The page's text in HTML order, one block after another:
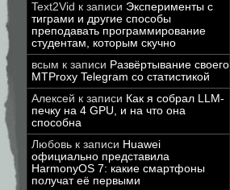
Text2Vid к записи Эксперименты с
тиграми и другие способы
преподавать программирование
студентам, которым скучно
всым к записи Развёртывание своего
MTProxy Telegram со статистикой
Алексей к записи Как я собрал LLM-
печку на 4 GPU, и на что она
способна
Любовь к записи Huawei
официально представила
HarmonyOS 7: какие смартфоны
получат её первыми